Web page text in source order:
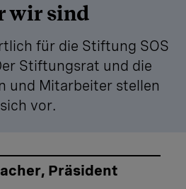
wir sind
für die Stiftung SOS
Stiftungsrat und die
und Mitarbeiter stellen
sich vor.
Präsident